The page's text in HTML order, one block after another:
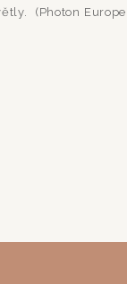
(Photon Europe